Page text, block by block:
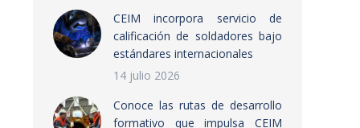
CEIM incorpora servicio de
calificación de soldadores bajo
estándares internacionales
14 julio 2026
Conoce las rutas de desarrollo
formativo que impulsa CEIM